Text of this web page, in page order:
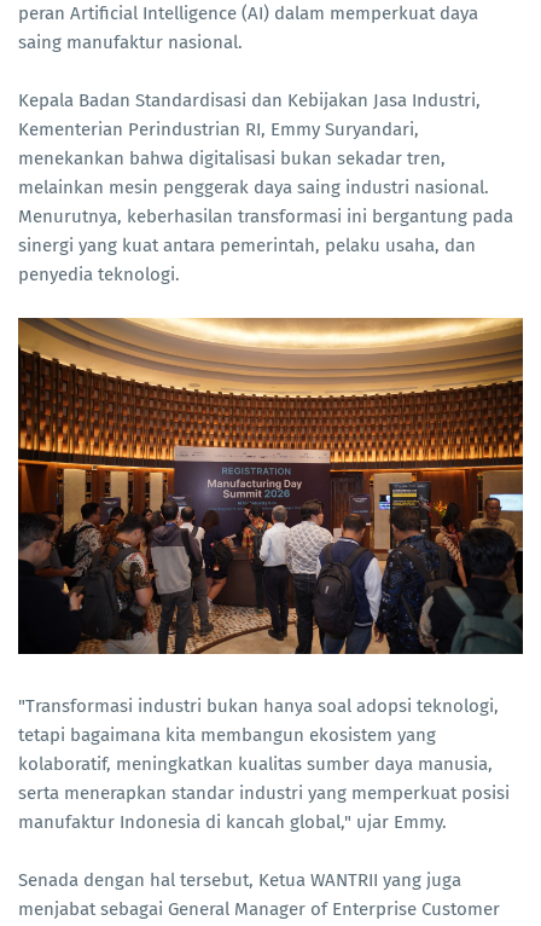
peran Artificial Intelligence (AI) dalam memperkuat daya
saing manufaktur nasional.
Kepala Badan Standardisasi dan Kebijakan Jasa Industri,
Kementerian Perindustrian RI, Emmy Suryandari,
menekankan bahwa digitalisasi bukan sekadar tren,
melainkan mesin penggerak daya saing industri nasional.
Menurutnya, keberhasilan transformasi ini bergantung pada
sinergi yang kuat antara pemerintah, pelaku usaha, dan
penyedia teknologi.
"Transformasi industri bukan hanya soal adopsi teknologi,
tetapi bagaimana kita membangun ekosistem yang
kolaboratif, meningkatkan kualitas sumber daya manusia,
serta menerapkan standar industri yang memperkuat posisi
manufaktur Indonesia di kancah global," ujar Emmy.
Senada dengan hal tersebut, Ketua WANTRII yang juga
menjabat sebagai General Manager of Enterprise Customer